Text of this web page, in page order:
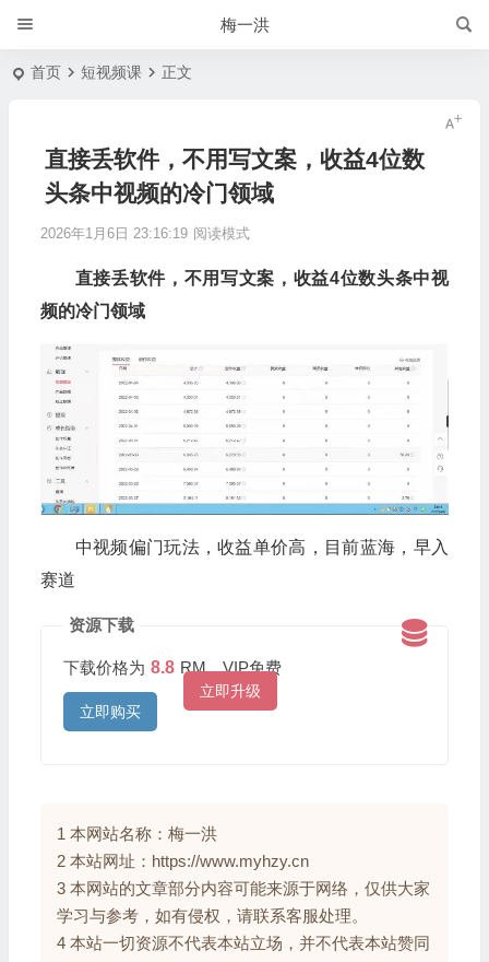
梅一洪
首页 短视频课 正文
直接丢软件，不用写文案，收益4位数
头条中视频的冷门领域
2026年1月6日 23:16:19 阅读模式
直接丢软件，不用写文案，收益4位数头条中视
频的冷门领域
中视频偏门玩法，收益单价高，目前蓝海，早入
赛道
资源下载
下载价格为 8.8 RM，VIP免费
立即升级
立即购买
1 本网站名称：梅一洪
2 本站网址：https://www.myhzy.cn
3 本网站的文章部分内容可能来源于网络，仅供大家
学习与参考，如有侵权，请联系客服处理。
4 本站一切资源不代表本站立场，并不代表本站赞同